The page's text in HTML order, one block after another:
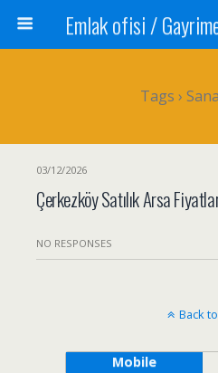
Tags ›
03/12/2026
Çerkezköy Satılık Arsa
NO RESPONSES
Back
Mobile